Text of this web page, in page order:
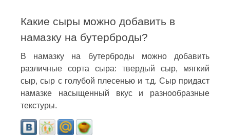
Какие сыры можно добавить в
намазку на бутерброды?
В намазку на бутерброды можно добавить
различные сорта сыра: твердый сыр, мягкий
сыр, сыр с голубой плесенью и т.д. Сыр придаст
намазке насыщенный вкус и разнообразные
текстуры.